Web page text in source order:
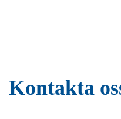
Kontakta